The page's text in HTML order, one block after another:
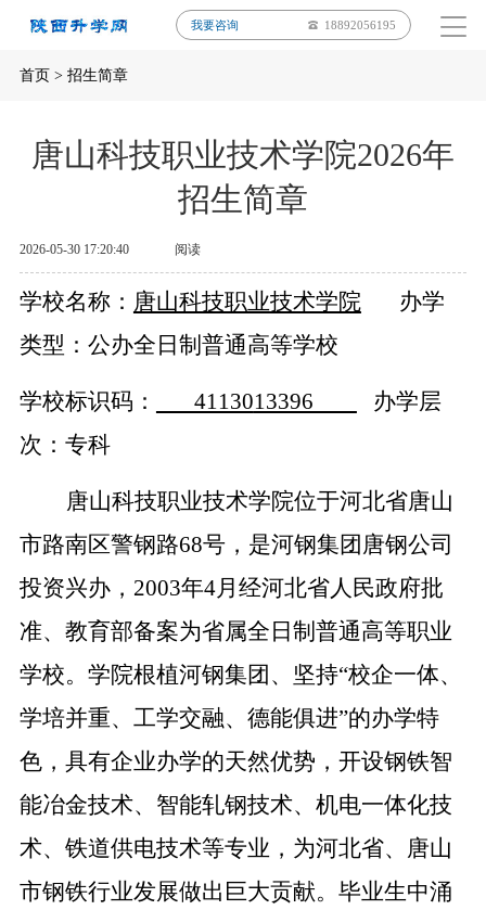
我要咨询 18892056195
首页> 招生简章
唐山科技职业技术学院2026年
招生简章
2026-05-30 17:20:40 阅读
学校名称： 唐山科技职业技术学院
办学
类型：公办全日制普通高等学校
学校标识码： 4113013396
办学层
次：专科
唐山科技职业技术学院位于河北省唐山
市路南区警钢路68号，是河钢集团唐钢公司
投资兴办，2003年4月经河北省人民政府批
准、教育部备案为省属全日制普通高等职业
学校。学院根植河钢集团、坚持“校企一体、
学培并重、工学交融、德能俱进”的办学特
色，具有企业办学的天然优势，开设钢铁智
能冶金技术、智能轧钢技术、机电一体化技
术、铁道供电技术等专业，为河北省、唐山
市钢铁行业发展做出巨大贡献。毕业生中涌